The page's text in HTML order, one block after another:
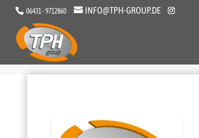
06431 - 9712860 INFO@TPH-GROUP.DE